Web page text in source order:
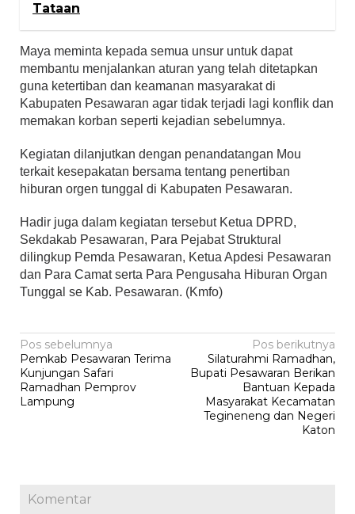
Tataan
Maya meminta kepada semua unsur untuk dapat
membantu menjalankan aturan yang telah ditetapkan
guna ketertiban dan keamanan masyarakat di
Kabupaten Pesawaran agar tidak terjadi lagi konflik dan
memakan korban seperti kejadian sebelumnya.
Kegiatan dilanjutkan dengan penandatangan Mou
terkait kesepakatan bersama tentang penertiban
hiburan orgen tunggal di Kabupaten Pesawaran.
Hadir juga dalam kegiatan tersebut Ketua DPRD,
Sekdakab Pesawaran, Para Pejabat Struktural
dilingkup Pemda Pesawaran, Ketua Apdesi Pesawaran
dan Para Camat serta Para Pengusaha Hiburan Organ
Tunggal se Kab. Pesawaran. (Kmfo)
Navigasi
pos
Pos sebelumnya
Pemkab Pesawaran Terima
Kunjungan Safari
Ramadhan Pemprov
Lampung
Pos berikutnya
Silaturahmi Ramadhan,
Bupati Pesawaran Berikan
Bantuan Kepada
Masyarakat Kecamatan
Tegineneng dan Negeri
Katon
Komentar